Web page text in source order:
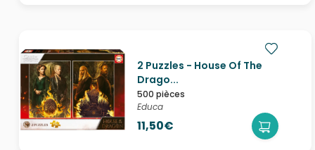
2 Puzzles - House Of The
Drago...
500 pièces
Educa
11,50€